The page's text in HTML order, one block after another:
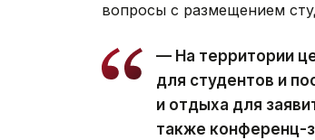
вопросы с размещением
— На территории
для студентов и
и отдыха для
также конференц-